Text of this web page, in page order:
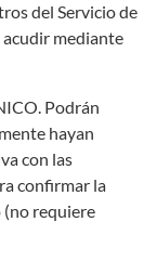
del Servicio de
acudir mediante
Podrán
hayan
con las
confirmar la
requiere